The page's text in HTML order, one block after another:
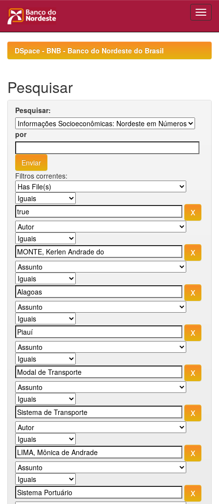
navigationDSpace - BNB - Banco do Nordeste do Brasil
Pesquisar
Pesquisar:
por
Filtros correntes: